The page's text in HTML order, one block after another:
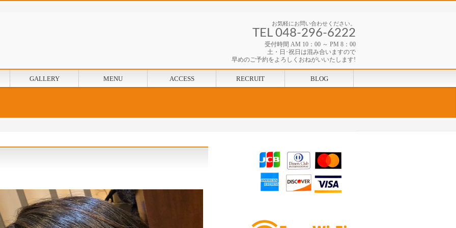
お気軽にお問い合わせください。
TEL 048-296-6222
受付時間 AM 10：00 ～ PM 8：00
土・日･祝日は混み合いますので
早めのご予約をよろしくおねがいいたします!
GALLERY MENU ACCESS RECRUIT BLOG